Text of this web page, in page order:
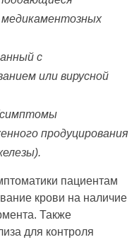
с
или вирусной
продуцирования
пациентам
крови на наличие
Также
для контроля